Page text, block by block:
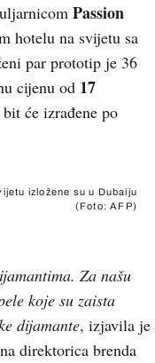
Passion
hotelu na svijetu sa
par prototip je 36
cijenu od 17
će izrađene po
izložene su u Dubaiju
(Foto: AFP)
Za našu
koje su zaista
dijamante, izjavila je
direktorica brenda